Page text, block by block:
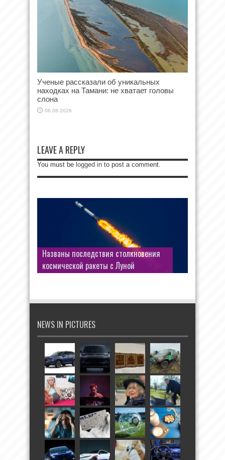
Ученые рассказали об уникальных
находках на Тамани: не хватает головы
слона
06.08.2026
LEAVE A REPLY
You must be logged in to post a comment.
Названы последствия столкновения
космической ракеты с Луной
NEWS IN PICTURES